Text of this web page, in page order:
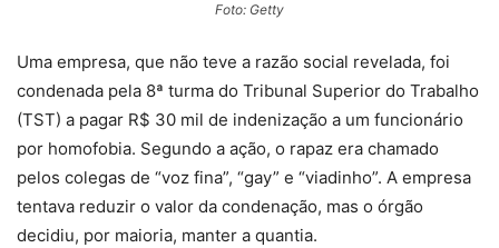
Foto: Getty
Uma empresa, que não teve a razão social revelada, foi
condenada pela 8ª turma do Tribunal Superior do Trabalho
(TST) a pagar R$ 30 mil de indenização a um funcionário
por homofobia. Segundo a ação, o rapaz era chamado
pelos colegas de “voz fina”, “gay” e “viadinho”. A empresa
tentava reduzir o valor da condenação, mas o órgão
decidiu, por maioria, manter a quantia.